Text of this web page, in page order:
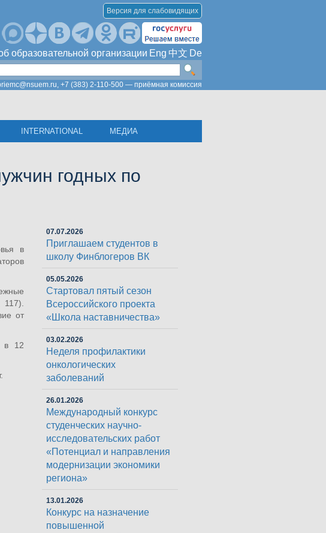
Версия для слабовидящих
образовательной организации Eng 中文 De
+7 (383) 2-110-500 — приёмная комиссия
INTERNATIONAL МЕДИА
годных по
в
от
в 12
07.07.2026
Приглашаем студентов в
школу Финблогеров ВК
05.05.2026
Стартовал пятый сезон
Всероссийского проекта
«Школа наставничества»
03.02.2026
Неделя профилактики
онкологических
заболеваний
26.01.2026
Международный конкурс
студенческих научно-
исследовательских работ
«Потенциал и направления
модернизации экономики
региона»
13.01.2026
Конкурс на назначение
повышенной